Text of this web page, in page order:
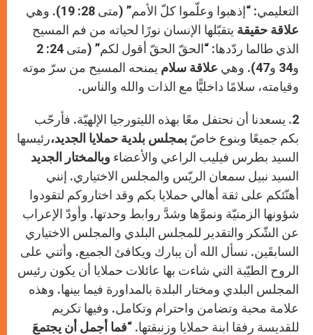
التعليمي: “إذهبوا وعلّموا كلّ الأمم” (متى 28: 19). وهي
علاقة حقيقة يتقبّلها الإنسان نورًا لحياته من فم المسيح
الذي طالما ردّدها: “الحقّ الحقّ أقول لكم” (متى 24: 2
و34 و47). وهي
علاقة سلام يمنحه المسيح من سرّ موته
وقيامته، سلامًا داخليًّا مع الذات والله والناس.
2. يسعدنا أن نحتفل معًا بهذه الليتورجيا الإلهيّة. فأرحّب
بكم جميعًا وبنوع خاصّ بمجلس بلدية حملايا الجديد،رئيسها
السيد بطرس فيليب الراعي والأعضاء وبالمختار الجديد
السيد نبيل سمعان الريّس والمجلس الاختياري. إنني
أهنّئكم على ثقة أهالي حملايا بكم وقد اختاروكم لتقودوا
شؤونها الزمنيّة ونموَّها وشدَّ روابط وحدتها. وأودّ الإعراب
عن الشّكر والتقدير للمجلس البلدي والمجلس الاختياري
السابقَين. نسأل الله أن يبارك ويكافئ الجميع. وأثني على
الروح الطيّبة التي شاءت بها عائلات حملايا أن يكون رئيس
المجلس البلدي ومختار البلدة بالمداورة فيما بينها. وهذه
علامة محبة وتضامن واحترام وتكامل. وفيها تكريم
للقديسة رفقا ابنة حملايا وزنبقتها. “فما أجمل أن يجتمعَ